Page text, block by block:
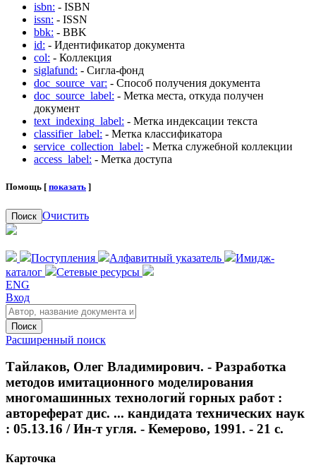
isbn: - ISBN
issn: - ISSN
bbk: - BBK
id: - Идентификатор документа
col: - Коллекция
siglafund: - Сигла-фонд
doc_source_var: - Способ получения документа
doc_source_label: - Метка места, откуда получен
документ
text_indexing_label: - Метка индексации текста
classifier_label: - Метка классификатора
service_collection_label: - Метка служебной коллекции
access_label: - Метка доступа
Помощь [ показать ]
Поиск Очистить
Поступления Алфавитный указатель
Имидж-
каталог
Сетевые ресурсы
ENG
Вход
Поиск
Расширенный поиск
Тайлаков, Олег Владимирович. - Разработка
методов имитационного моделирования
многомашинных технологий горных работ :
автореферат дис. ... кандидата технических наук
: 05.13.16 / Ин-т угля. - Кемерово, 1991. - 21 с.
Карточка